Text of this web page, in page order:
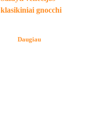
klasikiniai gnocchi
Daugiau